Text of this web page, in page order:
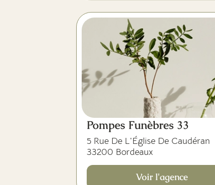
Pompes Funèbres 33
5 Rue De L'Église De Caudéran
33200 Bordeaux
Voir l'agence